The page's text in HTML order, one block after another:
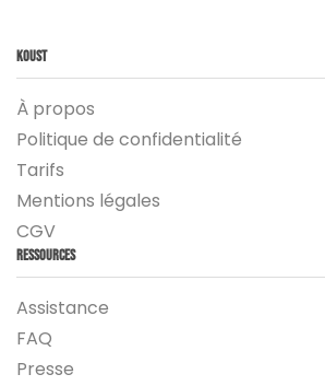
Koust
À propos
Politique de confidentialité
Tarifs
Mentions légales
CGV
Ressources
Assistance
FAQ
Presse